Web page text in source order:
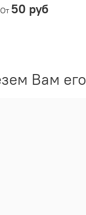
От 50 руб
Вам